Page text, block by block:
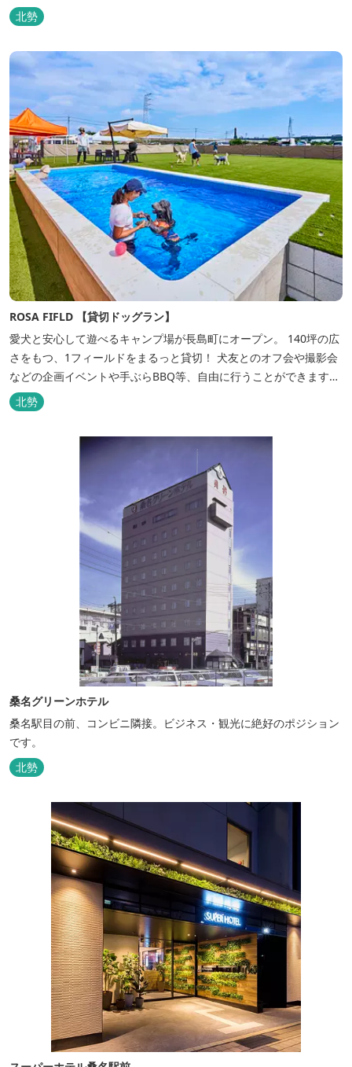
北勢
ROSA FIFLD 【貸切ドッグラン】
愛犬と安心して遊べるキャンプ場が長島町にオープン。 140坪の広
さをもつ、1フィールドをまるっと貸切！ 犬友とのオフ会や撮影会
などの企画イベントや手ぶらBBQ等、自由に行うことができます。
フードメニューも豊富で手ぶらでBBQを予算に合わせてお選びいた
だき、楽しんでいただくことがてぎます。 ドックランは全面人工芝
北勢
桑名グリーンホテル
桑名駅目の前、コンビニ隣接。ビジネス・観光に絶好のポジション
です。
北勢